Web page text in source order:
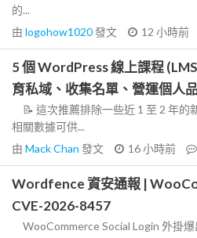
的...
由 logohow1020發文 12 小時前
5 個 WordPress 線上課程
育私域、收集名單、營運個人
📝 這次推薦排除一些近 1 至 2 年的
相關數據可供...
由 Mack Chan 發文 16 小時前
Wordfence 資安通報 |
CVE-2026-8457
WooCommerce Social Login 外掛